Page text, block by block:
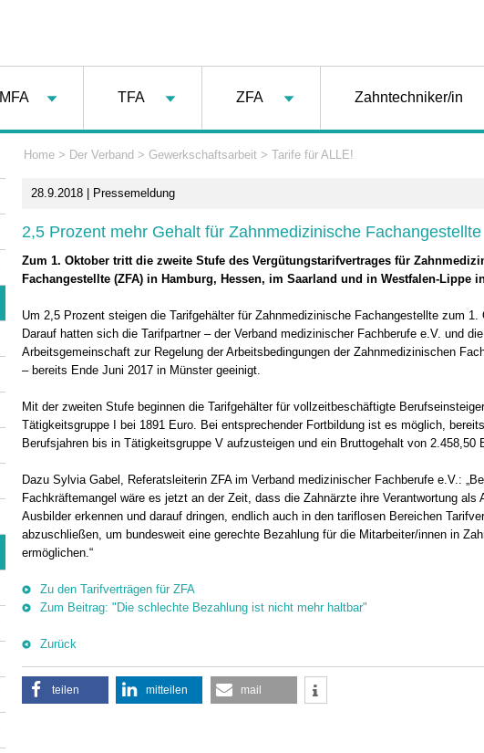
MFA TFA ZFA Zahntechniker/in
Home > Der Verband > Gewerkschaftsarbeit > Tarife für ALLE!
28.9.2018 | Pressemeldung
2,5 Prozent mehr Gehalt für Zahnmedizinische Fachangestellte
Zum 1. Oktober tritt die zweite Stufe des Vergütungstarifvertrages für
Fachangestellte (ZFA) in Hamburg, Hessen, im Saarland und in Westfalen-Lippe
Um 2,5 Prozent steigen die Tarifgehälter für Zahnmedizinische Fachangestellte zum 1.
Darauf hatten sich die Tarifpartner – der Verband medizinischer Fachberufe e.V. und die
Arbeitsgemeinschaft zur Regelung der Arbeitsbedingungen der Zahnmedizinischen
– bereits Ende Juni 2017 in Münster geeinigt.
Mit der zweiten Stufe beginnen die Tarifgehälter für vollzeitbeschäftigte
Tätigkeitsgruppe I bei 1891 Euro. Bei entsprechender Fortbildung ist es möglich,
Berufsjahren bis in Tätigkeitsgruppe V aufzusteigen und ein Bruttogehalt von 2.458,50
Dazu Sylvia Gabel, Referatsleiterin ZFA im Verband medizinischer Fachberufe e.V.:
Fachkräftemangel wäre es jetzt an der Zeit, dass die Zahnärzte ihre Verantwortung als
Ausbilder erkennen und darauf dringen, endlich auch in den tariflosen Bereichen
abzuschließen, um bundesweit eine gerechte Bezahlung für die Mitarbeiter/innen in
ermöglichen.“
Zu den Tarifverträgen für ZFA
Zum Beitrag: "Die schlechte Bezahlung ist nicht mehr haltbar"
Zurück
teilen mitteilen mail